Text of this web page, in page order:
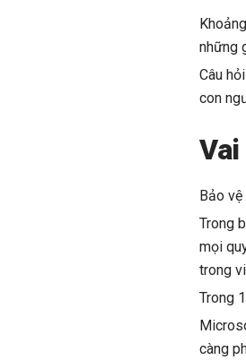
những
Câu
con
Bảo
Trong
mọi
trong
Trong
càng